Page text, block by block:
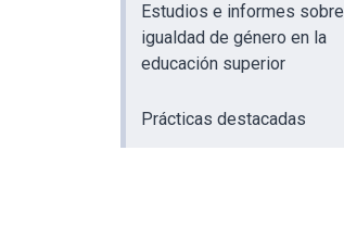
Estudios e informes sobre
igualdad de género en la
educación superior
Prácticas destacadas